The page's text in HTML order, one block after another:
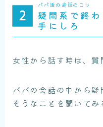
パパ活の会話のコツ
疑問系で終
手にしろ
女性から話す時は、質
パパの会話の中から
そうなことを聞いてみ